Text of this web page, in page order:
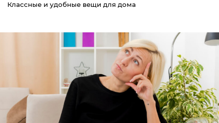
Классные и удобные вещи для дома